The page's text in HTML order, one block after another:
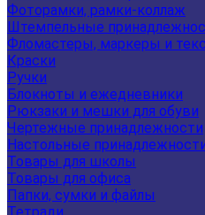
Фоторамки, рамки-коллаж
Штемпельные
Фломастеры, маркеры и
Краски
Ручки
Блокноты и ежедневники
Рюкзаки и мешки для обуви
Чертежные принадлежности
Настольные
Товары для школы
Товары для офиса
Папки, сумки и файлы